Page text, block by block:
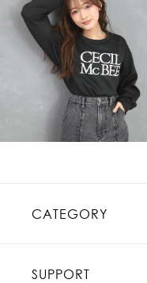
CATEGORY
SUPPORT